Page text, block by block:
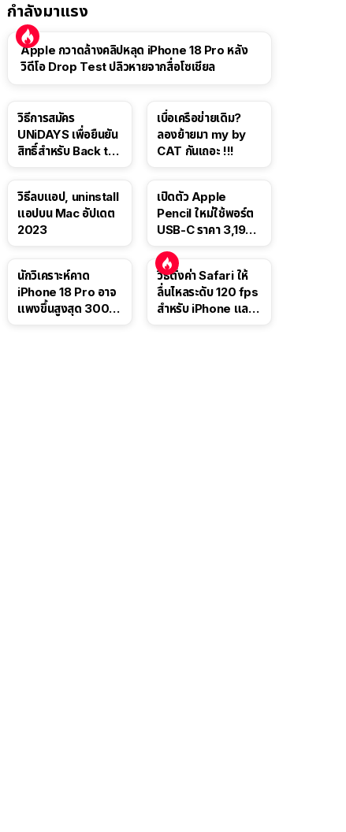
กำลังมาแรง
Apple กวาดล้างคลิปหลุด iPhone 18 Pro หลัง
วิดีโอ Drop Test ปลิวหายจากสื่อโซเชียล
วิธีการสมัคร
UNiDAYS เพื่อยืนยัน
สิทธิ์สำหรับ Back to
เบื่อเครือข่ายเดิม?
ลองย้ายมา my by
CAT กันเถอะ !!!
วิธีลบแอป, uninstall
แอปบน Mac อัปเดต
2023
เปิดตัว Apple
Pencil ใหม่ใช้พอร์ต
USB-C ราคา 3,190
นี้
นักวิเคราะห์คาด
iPhone 18 Pro อาจ
แพงขึ้นสูงสุด 300
วิธีตั้งค่า Safari ให้
ลื่นไหลระดับ 120 fps
สำหรับ iPhone และ